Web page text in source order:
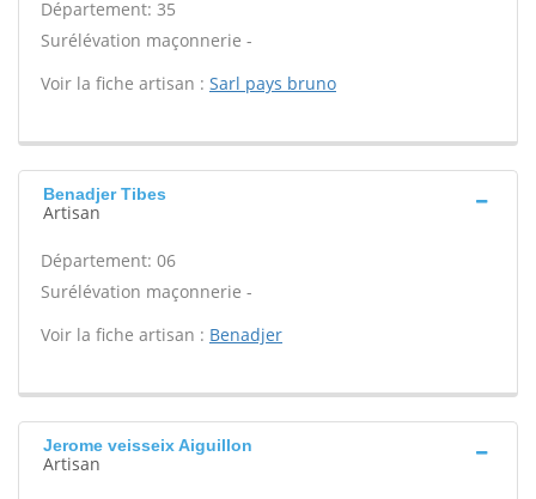
Département: 35
Surélévation maçonnerie -
Voir la fiche artisan : Sarl pays bruno
Benadjer Tibes
Artisan
Département: 06
Surélévation maçonnerie -
Voir la fiche artisan : Benadjer
Jerome veisseix Aiguillon
Artisan